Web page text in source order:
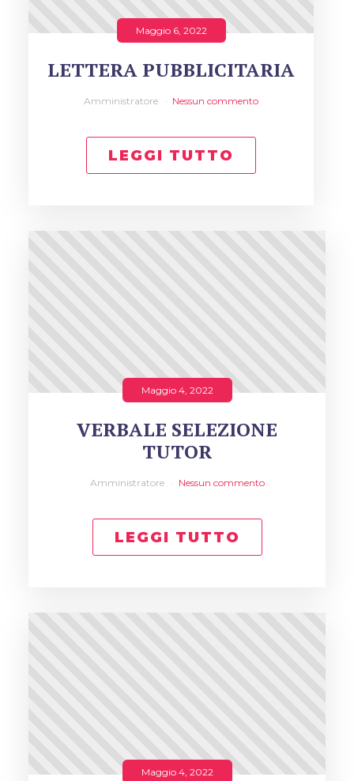
Maggio 6, 2022
LETTERA PUBBLICITARIA
Amministratore Nessun commento
LEGGI TUTTO
Maggio 4, 2022
VERBALE SELEZIONE
TUTOR
Amministratore Nessun commento
LEGGI TUTTO
Maggio 4, 2022